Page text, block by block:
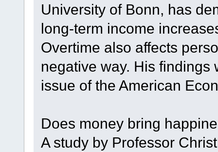
University of Bonn, has
long-term income
Overtime also affects
negative way. His
issue of the American
Does money bring
A study by Professor